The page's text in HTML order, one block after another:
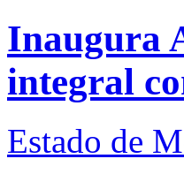
Inaugura
integral
Estado de